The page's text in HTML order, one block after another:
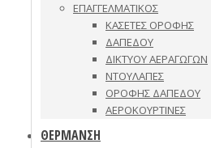
ΕΠΑΓΓΕΛΜΑΤΙΚΟΣ
ΚΑΣΕΤΕΣ ΟΡΟΦΗΣ
ΔΑΠΕΔΟΥ
ΔΙΚΤΥΟΥ ΑΕΡΑΓΩΓΩΝ
ΝΤΟΥΛΑΠΕΣ
ΟΡΟΦΗΣ ΔΑΠΕΔΟΥ
ΑΕΡΟΚΟΥΡΤΙΝΕΣ
ΘΕΡΜΑΝΣΗ